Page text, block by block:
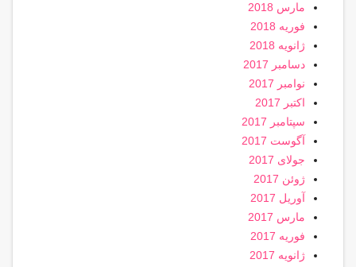
مارس 2018
فوریه 2018
ژانویه 2018
دسامبر 2017
نوامبر 2017
اکتبر 2017
سپتامبر 2017
آگوست 2017
جولای 2017
ژوئن 2017
آوریل 2017
مارس 2017
فوریه 2017
ژانویه 2017